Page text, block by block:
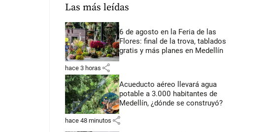
Las más leídas
6 de agosto en la Feria de las
Flores: final de la trova, tablados
gratis y más planes en Medellín
hace 3 horas share
Acueducto aéreo llevará agua
potable a 3.000 habitantes de
Medellín, ¿dónde se construyó?
hace 48 minutos share